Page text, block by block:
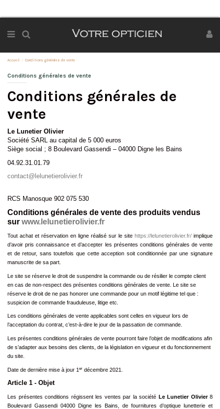
Accueil Conditions générales de vente
Conditions générales de vente
Conditions générales de
vente
Le Lunetier Olivier
Société SARL au capital de 5 000 euros
Siège social ; 8 Boulevard Gassendi – 04000 Digne les Bains
04.92.31.01.79
contact@lelunetierolivier.fr
RCS Manosque 902 075 530
Conditions générales de vente des produits vendus
sur www.lelunetierolivier.fr
Tout achat et réservation en ligne réalisé sur le site https://lelunetierolivier.fr/ implique
d’avoir pris connaissance et d’accepter les présentes conditions générales de vente
et de retour, sans toutefois que cette acception soit conditionnée par une signature
manuscrite de sa part.
Le site se réserve le droit de suspendre la commande ou de résilier le compte client
en cas de non-respect des présentes conditions générales de vente. Le site se
réserve le droit de ne pas honorer une commande pour un motif légitime tel que :
suspicion de commande frauduleuse, litige etc.
Les conditions générales de vente applicables sont celles en vigueur lors de
l’acceptation du contrat, c’est-à-dire le jour de la passation de commande.
Les présentes conditions générales de vente pourront faire l’objet de modifications afin
de s’adapter aux besoins des clients, de la législation en vigueur et du fonctionnement
du site.
Date de dernière mise à jour 1 er décembre 2021.
Article 1 - Objet
Les présentes conditions régissent les ventes par la société Le Lunetier Olivier8
Boulevard Gassendi 04000 Digne les Bains, de fournitures d’optique lunetterie et